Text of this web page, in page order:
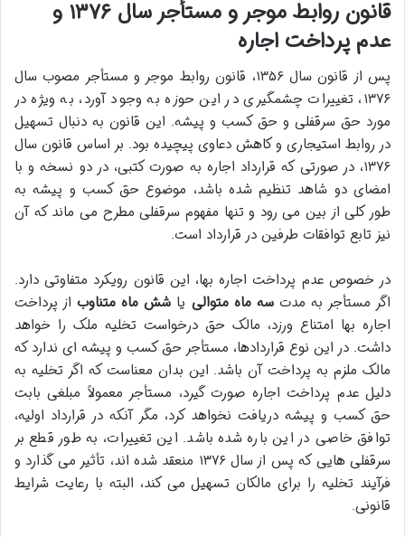
قانون روابط موجر و مستأجر سال ۱۳۷۶ و
عدم پرداخت اجاره
پس از قانون سال ۱۳۵۶، قانون روابط موجر و مستأجر مصوب سال
۱۳۷۶، تغییرات چشمگیری در این حوزه به وجود آورد، به ویژه در
مورد حق سرقفلی و حق کسب و پیشه. این قانون به دنبال تسهیل
در روابط استیجاری و کاهش دعاوی پیچیده بود. بر اساس قانون سال
۱۳۷۶، در صورتی که قرارداد اجاره به صورت کتبی، در دو نسخه و با
امضای دو شاهد تنظیم شده باشد، موضوع حق کسب و پیشه به
طور کلی از بین می رود و تنها مفهوم سرقفلی مطرح می ماند که آن
نیز تابع توافقات طرفین در قرارداد است.
در خصوص عدم پرداخت اجاره بها، این قانون رویکرد متفاوتی دارد.
اگر مستأجر به مدتسه ماه متوالی یا شش ماه متناوباز پرداخت
اجاره بها امتناع ورزد، مالک حق درخواست تخلیه ملک را خواهد
داشت. در این نوع قراردادها، مستأجر حق کسب و پیشه ای ندارد که
مالک ملزم به پرداخت آن باشد. این بدان معناست که اگر تخلیه به
دلیل عدم پرداخت اجاره صورت گیرد، مستأجر معمولاً مبلغی بابت
حق کسب و پیشه دریافت نخواهد کرد، مگر آنکه در قرارداد اولیه،
توافق خاصی در این باره شده باشد. این تغییرات، به طور قطع بر
سرقفلی هایی که پس از سال ۱۳۷۶ منعقد شده اند، تأثیر می گذارد و
فرآیند تخلیه را برای مالکان تسهیل می کند، البته با رعایت شرایط
قانونی.